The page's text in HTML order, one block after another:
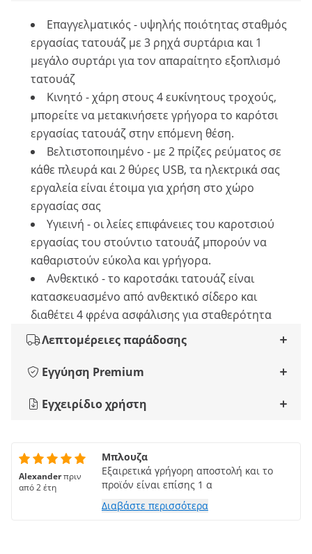
Επαγγελματικός - υψηλής ποιότητας σταθμός
εργασίας τατουάζ με 3 ρηχά συρτάρια και 1
μεγάλο συρτάρι για τον απαραίτητο εξοπλισμό
τατουάζ
Κινητό - χάρη στους 4 ευκίνητους τροχούς,
μπορείτε να μετακινήσετε γρήγορα το καρότσι
εργασίας τατουάζ στην επόμενη θέση.
Βελτιστοποιημένο - με 2 πρίζες ρεύματος σε
κάθε πλευρά και 2 θύρες USB, τα ηλεκτρικά σας
εργαλεία είναι έτοιμα για χρήση στο χώρο
εργασίας σας
Υγιεινή - οι λείες επιφάνειες του καροτσιού
εργασίας του στούντιο τατουάζ μπορούν να
καθαριστούν εύκολα και γρήγορα.
Ανθεκτικό - το καροτσάκι τατουάζ είναι
κατασκευασμένο από ανθεκτικό σίδερο και
διαθέτει 4 φρένα ασφάλισης για σταθερότητα
Λεπτομέρειες παράδοσης
Εγγύηση Premium
Εγχειρίδιο χρήστη
Alexanderπριν
από 2 έτη
Μπλουζα
Εξαιρετικά γρήγορη αποστολή και το
προϊόν είναι επίσης 1 α
Διαβάστε περισσότερα